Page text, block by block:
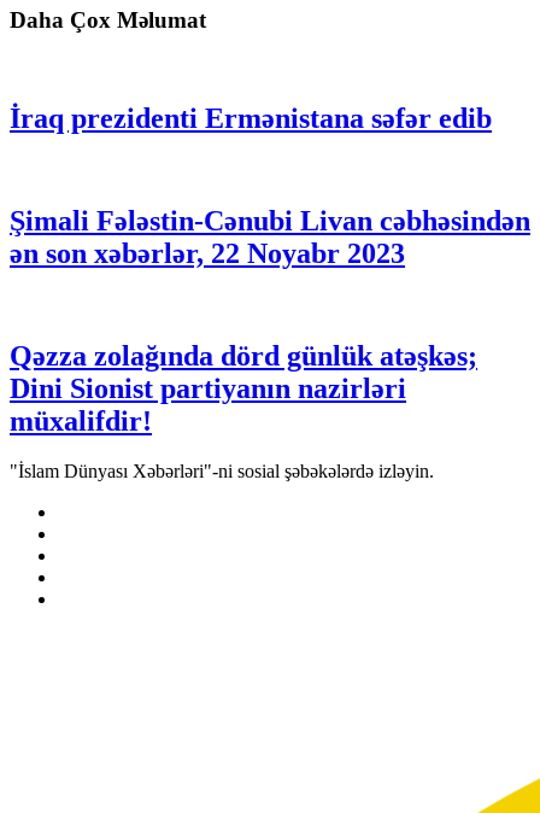
Daha Çox Məlumat
İraq prezidenti Ermənistana səfər edib
Şimali Fələstin-Cənubi Livan cəbhəsindən
ən son xəbərlər, 22 Noyabr 2023
Qəzza zolağında dörd günlük atəşkəs;
Dini Sionist partiyanın nazirləri
müxalifdir!
"İslam Dünyası Xəbərləri"-ni sosial şəbəkələrdə izləyin.